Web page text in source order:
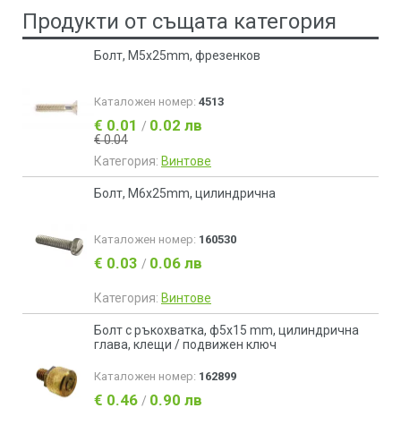
Продукти от същата категория
Болт, М5х25mm, фрезенков
Каталожен номер: 4513
€ 0.01 / 0.02 лв
€ 0.04
Категория: Винтове
Болт, М6х25mm, цилиндрична
Каталожен номер: 160530
€ 0.03 / 0.06 лв
Категория: Винтове
Болт с ръкохватка, ф5x15 mm, цилиндрична
глава, клещи / подвижен ключ
Каталожен номер: 162899
€ 0.46 / 0.90 лв